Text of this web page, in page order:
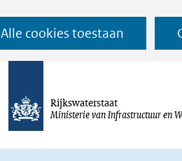
Alle cookies toestaan
Ga
naar
de
Rijkswaterstaat
Ministerie van Infrastructuur en